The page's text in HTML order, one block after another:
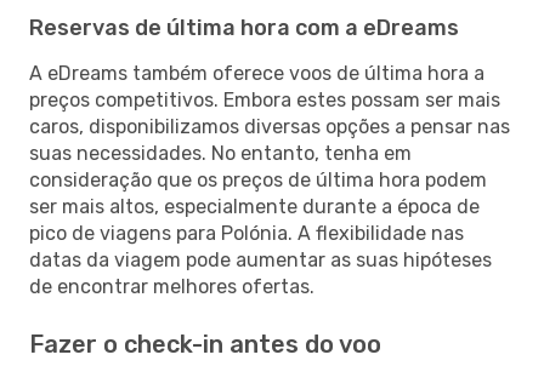
Reservas de última hora com a eDreams
A eDreams também oferece voos de última hora a
preços competitivos. Embora estes possam ser mais
caros, disponibilizamos diversas opções a pensar nas
suas necessidades. No entanto, tenha em
consideração que os preços de última hora podem
ser mais altos, especialmente durante a época de
pico de viagens para Polónia. A flexibilidade nas
datas da viagem pode aumentar as suas hipóteses
de encontrar melhores ofertas.
Fazer o check-in antes do voo